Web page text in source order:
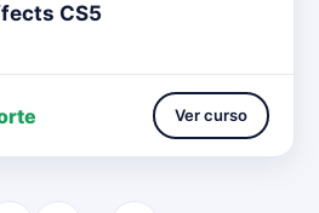
CS5
Ver curso